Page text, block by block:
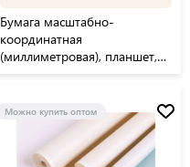
Бумага масштабно-
координатная
(миллиметровая), планшет,
80 г/м2, STAFF, 113491
Можно купить оптом